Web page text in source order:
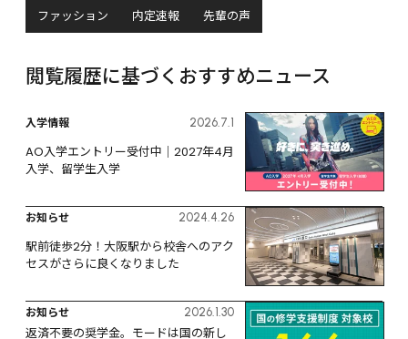
ファッション 内定速報 先輩の声
閲覧履歴に基づくおすすめニュース
入学情報 2026.7.1
AO入学エントリー受付中｜2027年4月
入学、留学生入学
お知らせ 2024.4.26
駅前徒歩2分！大阪駅から校舎へのアク
セスがさらに良くなりました
お知らせ 2026.1.30
返済不要の奨学金。モードは国の新し